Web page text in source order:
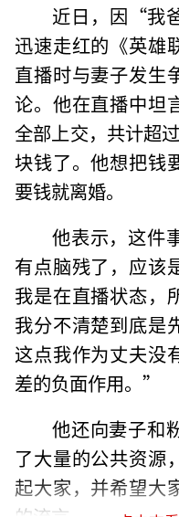
近日，因“我
迅速走红的《英
直播时与妻子发生
论。他在直播中坦
全部上交，共计超
块钱了。他想把钱
要钱就离婚。
他表示，这件
有点脑残了，应该
我是在直播状态，
我分不清楚到底是
这点我作为丈夫没
差的负面作用。”
他还向妻子和
了大量的公共资源
起大家，并希望大